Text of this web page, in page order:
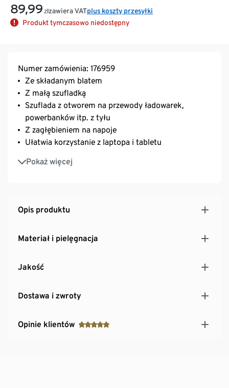
89,99 złzawiera VATplus koszty przesyłki
Produkt tymczasowo niedostępny
Numer zamówienia: 176959
Ze składanym blatem
Z małą szufladką
Szuflada z otworem na przewody ładowarek,
powerbanków itp. z tyłu
Z zagłębieniem na napoje
Ułatwia korzystanie z laptopa i tabletu
Pokaż więcej
Antypoślizgowy stoper na blacie zapobiega
zsuwaniu się laptopa, tabletu, książki itp.
Opis produktu
Materiał i pielęgnacja
Jakość
Dostawa i zwroty
Opinie klientów